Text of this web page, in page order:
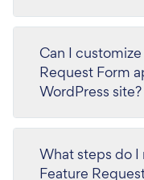
Can I
Request Form
WordPress site?
What steps do
Feature